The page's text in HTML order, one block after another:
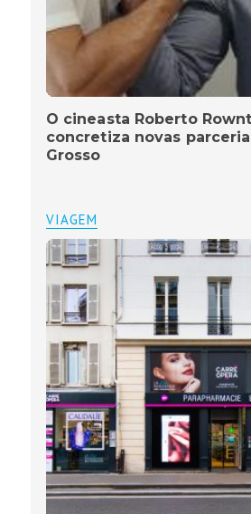
O cineasta Roberto
concretiza novas
Grosso
VIAGEM